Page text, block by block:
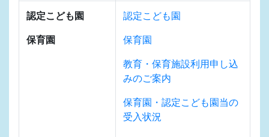
認定こども園
保育園
認定こども園
保育園
教育・保育施設利用申し込
みのご案内
保育園・認定こども園当の
受入状況